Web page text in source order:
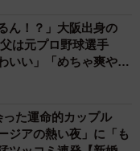
ん！？」大阪出身の
は元プロ野球選手
いい」「めちゃ爽や
った運命的カップル
ジアの熱い夜」に「も